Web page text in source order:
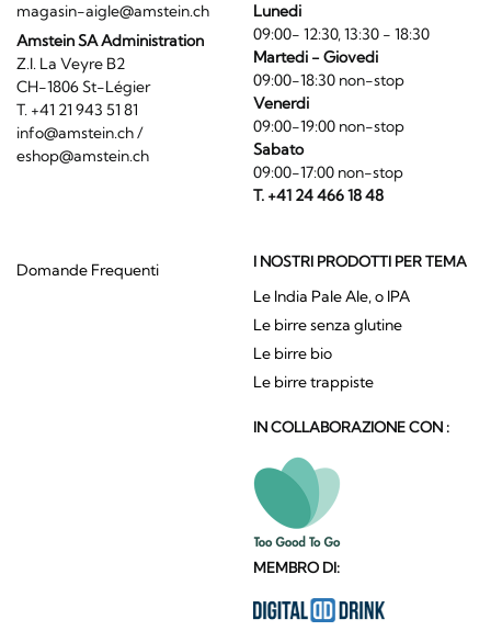
magasin-aigle@amstein.ch
Amstein SA Administration
Z.I. La Veyre B2
CH-1806 St-Légier
T. +41 21 943 51 81
info@amstein.ch/
eshop@amstein.ch
Lunedi
09:00- 12:30, 13:30 - 18:30
Martedi - Giovedi
09:00-18:30 non-stop
Venerdi
09:00-19:00 non-stop
Sabato
09:00-17:00 non-stop
T. +41 24 466 18 48
Domande Frequenti I NOSTRI PRODOTTI PER TEMA
Le India Pale Ale, o IPA
Le birre senza glutine
Le birre bio
Le birre trappiste
IN COLLABORAZIONE CON :
MEMBRO DI: